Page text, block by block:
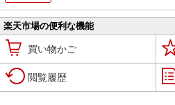
楽天市場の便利な機能
買い物かご
閲覧履歴